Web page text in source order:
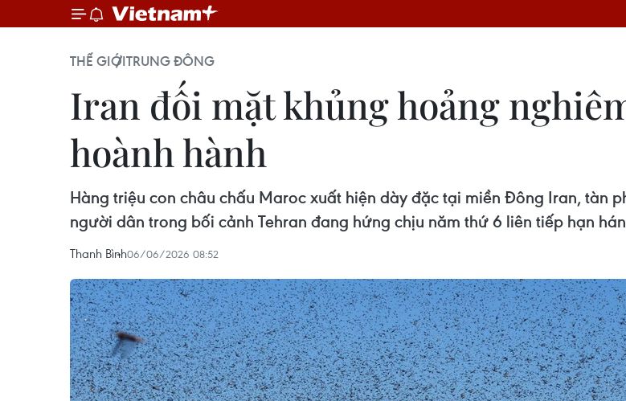
THẾ GIỚITRUNG ĐÔNG
Iran đối mặt khủng hoảng
hoành hành
Hàng triệu con châu chấu Maroc xuất hiện dày đặc tại miền Đông Iran, tàn
người dân trong bối cảnh Tehran đang hứng chịu năm thứ 6 liên tiếp hạn
Thanh Bình06/06/2026 08:52